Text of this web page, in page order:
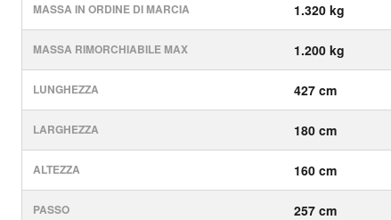
MASSA IN ORDINE DI MARCIA 1.320 kg
MASSA RIMORCHIABILE MAX 1.200 kg
LUNGHEZZA 427 cm
LARGHEZZA 180 cm
ALTEZZA 160 cm
PASSO 257 cm